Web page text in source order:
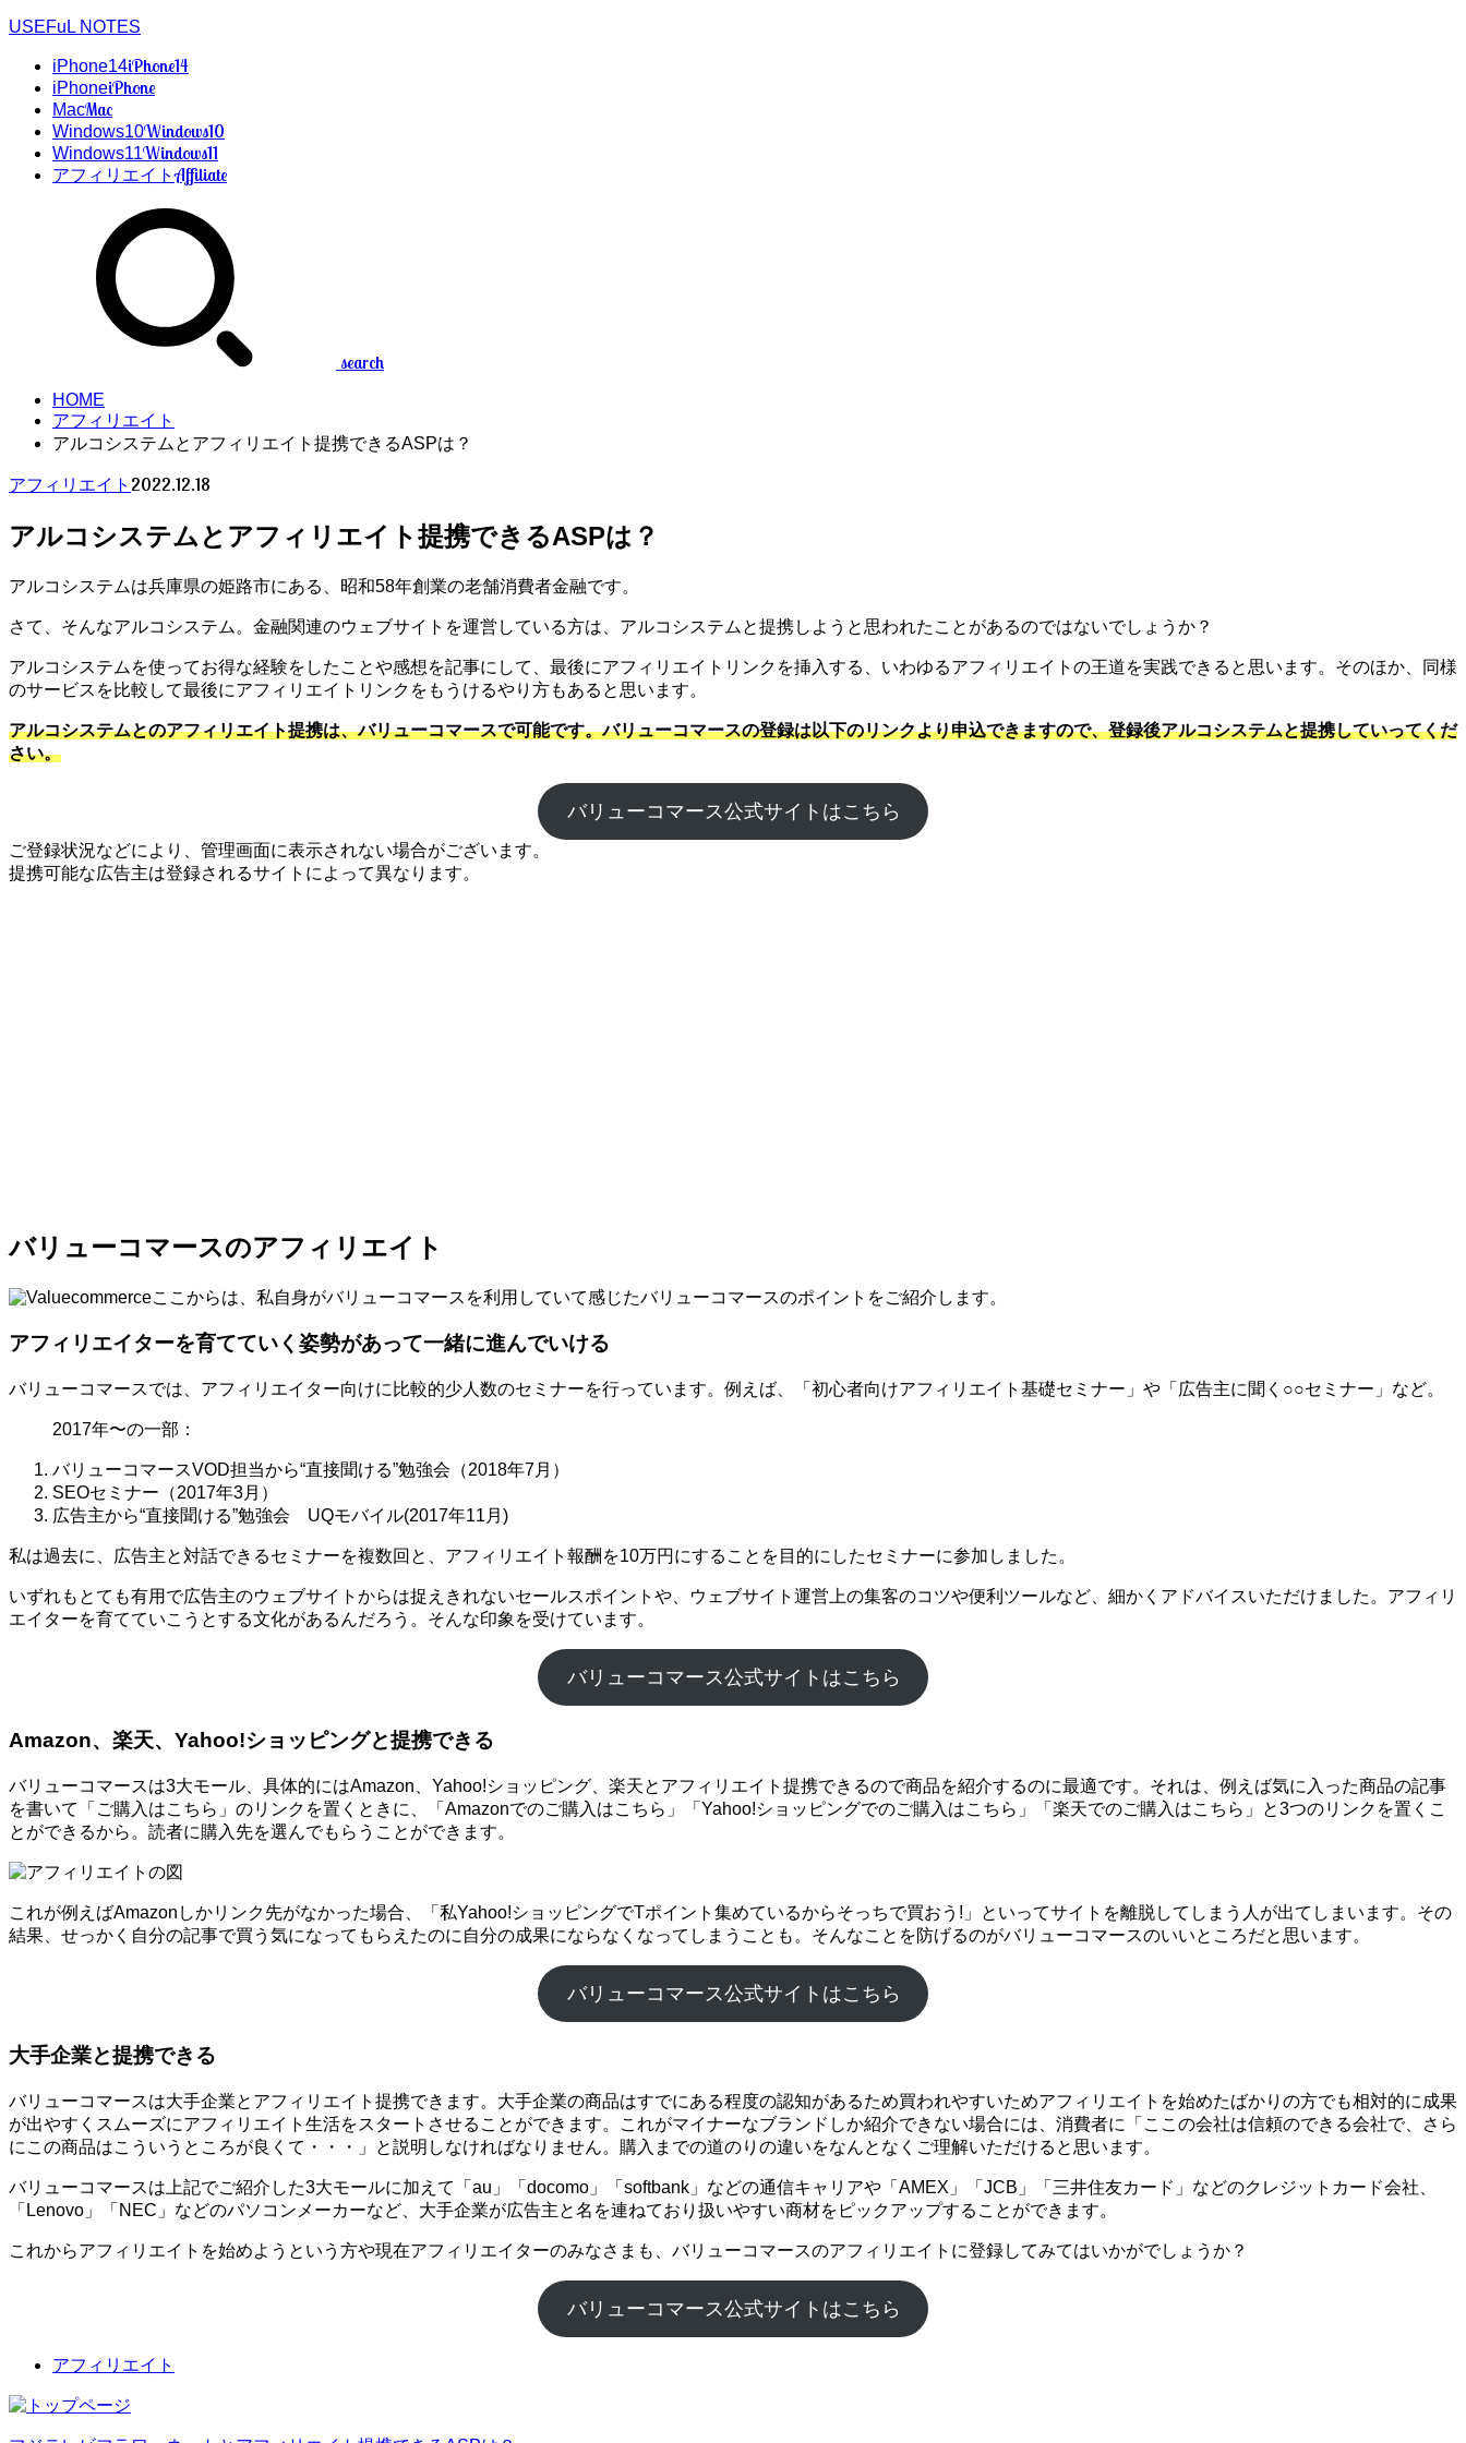
USEFuL NOTES
iPhone14iPhone14
iPhoneiPhone
MacMac
Windows10Windows10
Windows11Windows11
アフィリエイトAffiliate
search
HOME
アフィリエイト
アルコシステムとアフィリエイト提携できるASPは？
アフィリエイト 2022.12.18
アルコシステムとアフィリエイト提携できるASPは？
アルコシステムは兵庫県の姫路市にある、昭和58年創業の老舗消費者金融です。
さて、そんなアルコシステム。金融関連のウェブサイトを運営している方は、アルコシステムと提携しようと思われたことがあるのではないでしょうか？
アルコシステムを使ってお得な経験をしたことや感想を記事にして、最後にアフィリエイトリンクを挿入する、いわゆるアフィリエイトの王道を実践できると思います。そのほか、同様
のサービスを比較して最後にアフィリエイトリンクをもうけるやり方もあると思います。
アルコシステムとのアフィリエイト提携は、バリューコマースで可能です。バリューコマースの登録は以下のリンクより申込できますので、登録後アルコシステムと提携していってくだ
さい。
バリューコマース公式サイトはこちら
ご登録状況などにより、管理画面に表示されない場合がございます。
提携可能な広告主は登録されるサイトによって異なります。
バリューコマースのアフィリエイト
ここからは、私自身がバリューコマースを利用していて感じたバリューコマースのポイントをご紹介します。
アフィリエイターを育てていく姿勢があって一緒に進んでいける
バリューコマースでは、アフィリエイター向けに比較的少人数のセミナーを行っています。例えば、「初心者向けアフィリエイト基礎セミナー」や「広告主に聞く○○セミナー」など。
2017年〜の一部：
バリューコマースVOD担当から“直接聞ける”勉強会（2018年7月）
SEOセミナー（2017年3月）
広告主から“直接聞ける”勉強会 UQモバイル(2017年11月)
私は過去に、広告主と対話できるセミナーを複数回と、アフィリエイト報酬を10万円にすることを目的にしたセミナーに参加しました。
いずれもとても有用で広告主のウェブサイトからは捉えきれないセールスポイントや、ウェブサイト運営上の集客のコツや便利ツールなど、細かくアドバイスいただけました。アフィリ
エイターを育てていこうとする文化があるんだろう。そんな印象を受けています。
バリューコマース公式サイトはこちら
Amazon、楽天、Yahoo!ショッピングと提携できる
バリューコマースは3大モール、具体的にはAmazon、Yahoo!ショッピング、楽天とアフィリエイト提携できるので商品を紹介するのに最適です。それは、例えば気に入った商品の記事
を書いて「ご購入はこちら」のリンクを置くときに、「Amazonでのご購入はこちら」「Yahoo!ショッピングでのご購入はこちら」「楽天でのご購入はこちら」と3つのリンクを置くこ
とができるから。読者に購入先を選んでもらうことができます。
これが例えばAmazonしかリンク先がなかった場合、「私Yahoo!ショッピングでTポイント集めているからそっちで買おう!」といってサイトを離脱してしまう人が出てしまいます。その
結果、せっかく自分の記事で買う気になってもらえたのに自分の成果にならなくなってしまうことも。そんなことを防げるのがバリューコマースのいいところだと思います。
バリューコマース公式サイトはこちら
大手企業と提携できる
バリューコマースは大手企業とアフィリエイト提携できます。大手企業の商品はすでにある程度の認知があるため買われやすいためアフィリエイトを始めたばかりの方でも相対的に成果
が出やすくスムーズにアフィリエイト生活をスタートさせることができます。これがマイナーなブランドしか紹介できない場合には、消費者に「ここの会社は信頼のできる会社で、さら
にこの商品はこういうところが良くて・・・」と説明しなければなりません。購入までの道のりの違いをなんとなくご理解いただけると思います。
バリューコマースは上記でご紹介した3大モールに加えて「au」「docomo」「softbank」などの通信キャリアや「AMEX」「JCB」「三井住友カード」などのクレジットカード会社、
「Lenovo」「NEC」などのパソコンメーカーなど、大手企業が広告主と名を連ねており扱いやすい商材をピックアップすることができます。
これからアフィリエイトを始めようという方や現在アフィリエイターのみなさまも、バリューコマースのアフィリエイトに登録してみてはいかがでしょうか？
バリューコマース公式サイトはこちら
アフィリエイト